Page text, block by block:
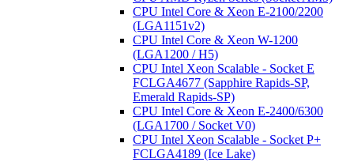
CPU Intel Core & Xeon E-2100/2200
(LGA1151v2)
CPU Intel Core & Xeon W-1200
(LGA1200 / H5)
CPU Intel Xeon Scalable - Socket E
FCLGA4677 (Sapphire Rapids-SP,
Emerald Rapids-SP)
CPU Intel Core & Xeon E-2400/6300
(LGA1700 / Socket V0)
CPU Intel Xeon Scalable - Socket P+
FCLGA4189 (Ice Lake)